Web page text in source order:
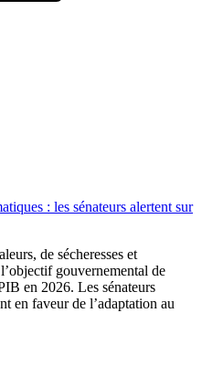
: les sénateurs alertent sur
de sécheresses et
gouvernemental de
en 2026. Les sénateurs
en faveur de l’adaptation au